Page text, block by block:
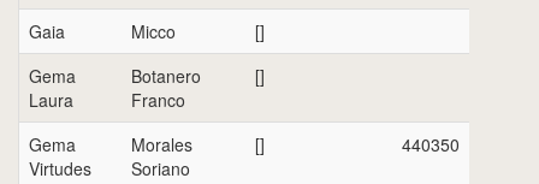
Gaia Micco
[]
Gema
Laura
Botanero
Franco
[]
Gema
Virtudes
Morales
Soriano
[] 440350